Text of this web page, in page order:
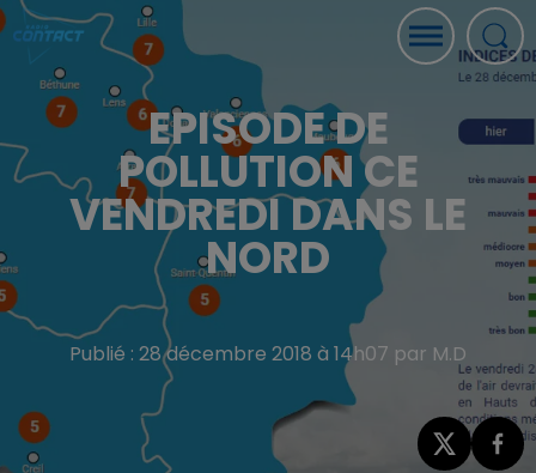
EPISODE DE
POLLUTION CE
VENDREDI DANS LE
NORD
Publié : 28 décembre 2018 à 14h07 par M.D